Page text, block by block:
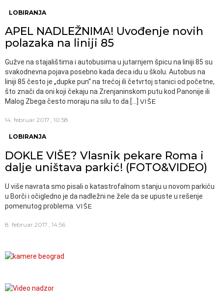
LOBIRANJA
APEL NADLEŽNIMA! Uvođenje novih
polazaka na liniji 85
Gužve na stajalištima i autobusima u jutarnjem špicu na liniji 85 su
svakodnevna pojava posebno kada deca idu u školu. Autobus na
liniji 85 često je „dupke pun“ na trećoj ili četvrtoj stanici od početne,
što znači da oni koji čekaju na Zrenjaninskom putu kod Panonije ili
Malog Zbega često moraju na silu to da […] VIŠE
14. februar 2017., 10:58
LOBIRANJA
DOKLE VIŠE? Vlasnik pekare Roma i
dalje uništava parkić! (FOTO&VIDEO)
U više navrata smo pisali o katastrofalnom stanju u novom parkiću
u Borči i očigledno je da nadležni ne žele da se upuste u rešenje
pomenutog problema. VIŠE
8. februar 2017., 14:56